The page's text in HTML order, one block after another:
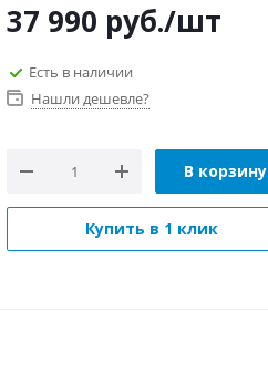
37 990 руб./шт
Есть в наличии
Нашли дешевле?
В корзину
Купить в 1 клик